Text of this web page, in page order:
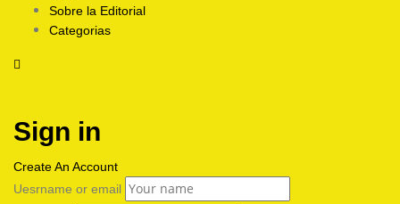
Sobre la Editorial
Categorias
Sign in
Create An Account
Uesrname or email